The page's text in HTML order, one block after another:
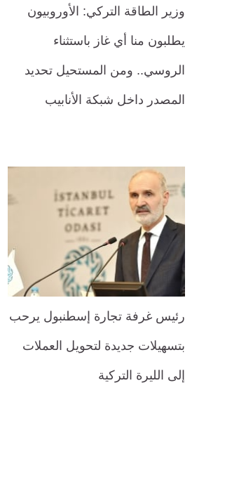
وزير الطاقة التركي: الأوروبيون
يطلبون منا أي غاز باستثناء
الروسي.. ومن المستحيل تحديد
المصدر داخل شبكة الأنابيب
رئيس غرفة تجارة إسطنبول يرحب
بتسهيلات جديدة لتحويل العملات
إلى الليرة التركية